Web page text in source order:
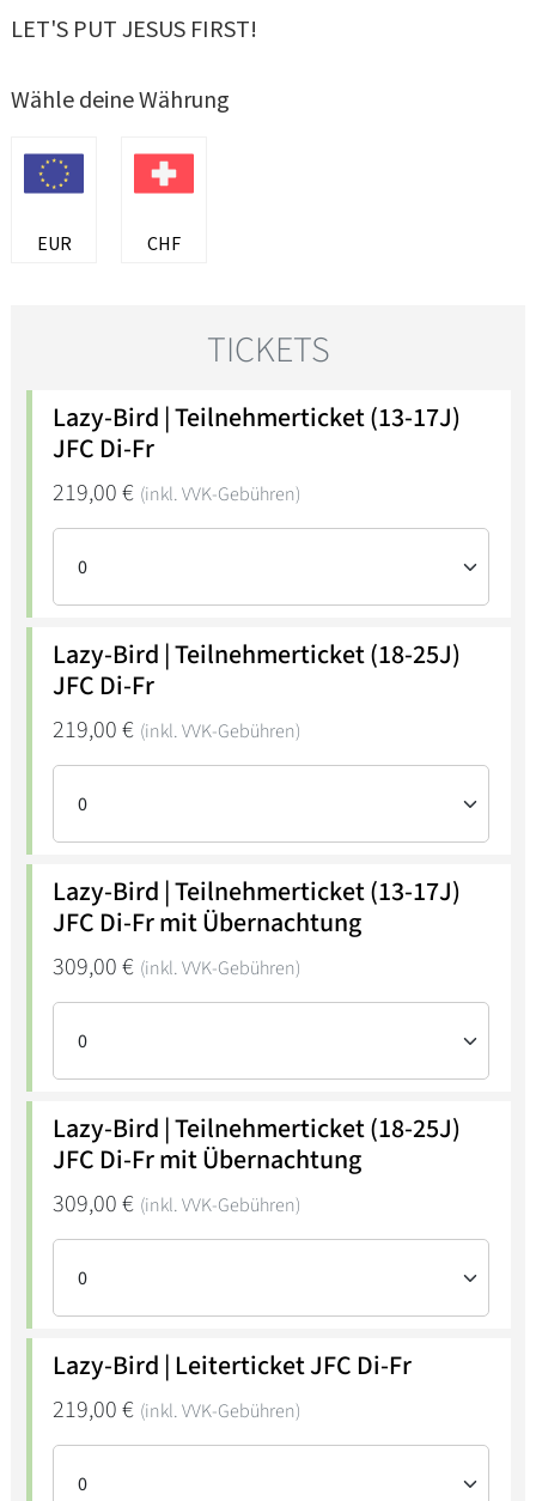
LET'S PUT JESUS FIRST!
Wähle deine Währung
EUR CHF